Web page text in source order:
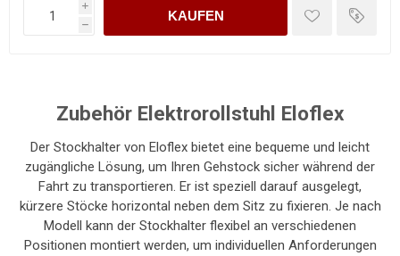
i
h
KAUFEN
Zubehör Elektrorollstuhl Eloflex
Der Stockhalter von Eloflex bietet eine bequeme und leicht
zugängliche Lösung, um Ihren Gehstock sicher während der
Fahrt zu transportieren. Er ist speziell darauf ausgelegt,
kürzere Stöcke horizontal neben dem Sitz zu fixieren. Je nach
Modell kann der Stockhalter flexibel an verschiedenen
Positionen montiert werden, um individuellen Anforderungen